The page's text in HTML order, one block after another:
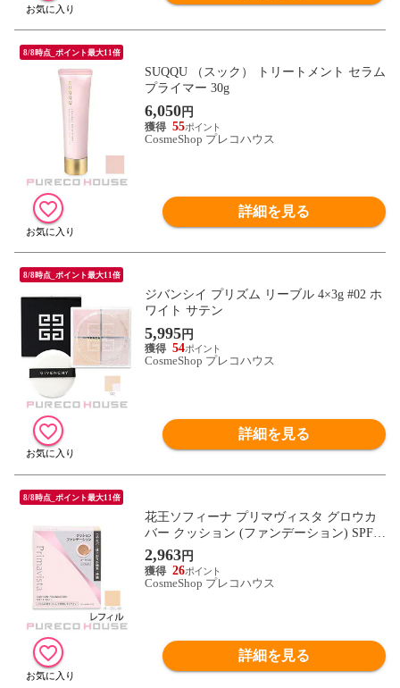
8/8時点_ポイント最大11倍
SUQQU （スック） トリートメント セラム
プライマー 30g
6,050円
55
CosmeShop プレコハウス
詳細を見る
8/8時点_ポイント最大11倍
ジバンシイ プリズム リーブル 4×3g #02 ホ
ワイト サテン
5,995円
54
CosmeShop プレコハウス
詳細を見る
8/8時点_ポイント最大11倍
花王ソフィーナ プリマヴィスタ グロウカ
バー クッション (ファンデーション) SPF1
1・PA++ 1.5g #オークル05 レフィル
2,963円
26
CosmeShop プレコハウス
詳細を見る